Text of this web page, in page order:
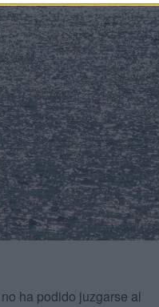
ha podido juzgarse al